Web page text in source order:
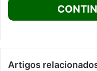
Artigos